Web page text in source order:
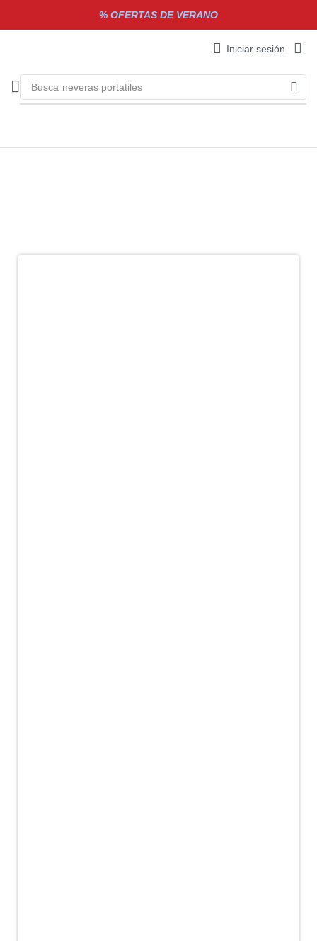
% OFERTAS DE VERANO
Iniciar sesión
Busca neveras portatiles